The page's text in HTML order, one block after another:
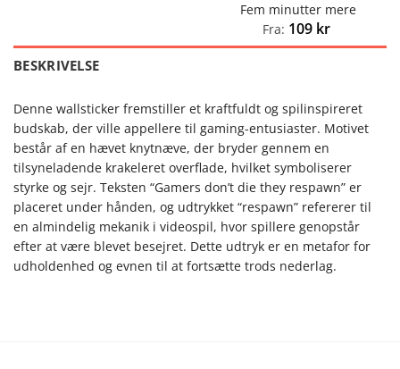
Fem minutter mere
Fra: 109 kr
BESKRIVELSE
Denne wallsticker fremstiller et kraftfuldt og spilinspireret
budskab, der ville appellere til gaming-entusiaster. Motivet
består af en hævet knytnæve, der bryder gennem en
tilsyneladende krakeleret overflade, hvilket symboliserer
styrke og sejr. Teksten “Gamers don’t die they respawn” er
placeret under hånden, og udtrykket “respawn” refererer til
en almindelig mekanik i videospil, hvor spillere genopstår
efter at være blevet besejret. Dette udtryk er en metafor for
udholdenhed og evnen til at fortsætte trods nederlag.